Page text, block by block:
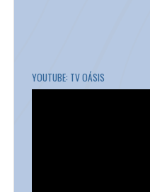
YOUTUBE: TV OÁSIS